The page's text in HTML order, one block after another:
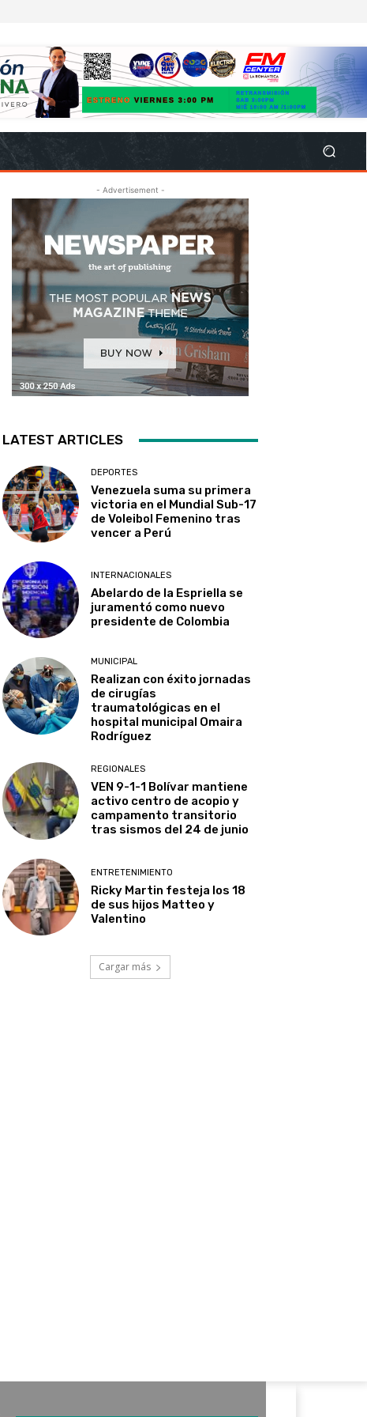
- Advertisement -
LATEST ARTICLES
DEPORTES
Venezuela suma su primera
victoria en el Mundial Sub-17
de Voleibol Femenino tras
vencer a Perú
INTERNACIONALES
Abelardo de la Espriella se
juramentó como nuevo
presidente de Colombia
MUNICIPAL
Realizan con éxito jornadas
de cirugías
traumatológicas en el
hospital municipal Omaira
Rodríguez
REGIONALES
VEN 9-1-1 Bolívar mantiene
activo centro de acopio y
campamento transitorio
tras sismos del 24 de junio
ENTRETENIMIENTO
Ricky Martin festeja los 18
de sus hijos Matteo y
Valentino
Cargar más